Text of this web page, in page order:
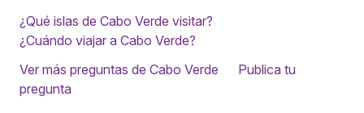
¿Qué islas de Cabo Verde visitar?
¿Cuándo viajar a Cabo Verde?
Ver más preguntas de Cabo Verde
Publica tu
pregunta